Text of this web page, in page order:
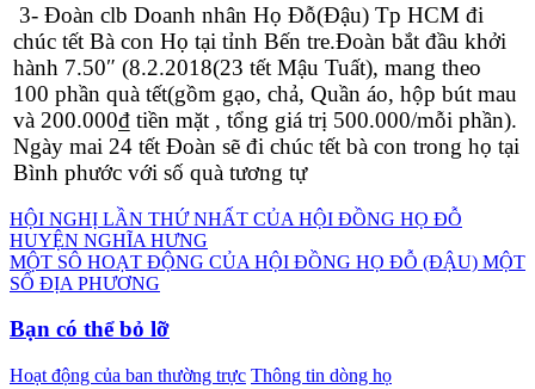
3- Đoàn clb Doanh nhân Họ Đỗ(Đậu) Tp HCM đi
chúc tết Bà con Họ tại tỉnh Bến tre.Đoàn bắt đầu khởi
hành 7.50″ (8.2.2018(23 tết Mậu Tuất), mang theo
100 phần quà tết(gồm gạo, chả, Quần áo, hộp bút mau
và 200.000₫ tiền mặt , tổng giá trị 500.000/mỗi phần).
Ngày mai 24 tết Đoàn sẽ đi chúc tết bà con trong họ tại
Bình phước với số quà tương tự
Điều
hướng
bài
viết
HỘI NGHỊ LẦN THỨ NHẤT CỦA HỘI ĐỒNG HỌ ĐỖ
HUYỆN NGHĨA HƯNG
MỘT SÔ HOẠT ĐỘNG CỦA HỘI ĐỒNG HỌ ĐỖ (ĐẬU) MỘT
SỐ ĐỊA PHƯƠNG
Bạn có thể bỏ lỡ
Hoạt động của ban thường trực Thông tin dòng họ